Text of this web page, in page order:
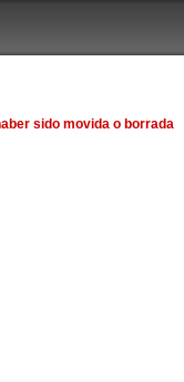
sido movida o borrada